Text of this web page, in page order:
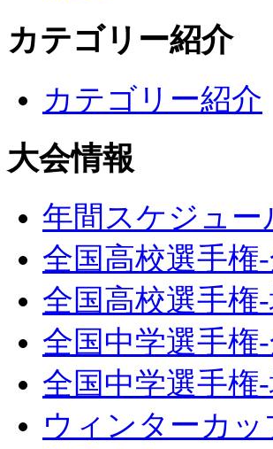
カテゴリー紹介
カテゴリー紹介
大会情報
年間スケジュー
全国高校選手権
全国高校選手権
全国中学選手権
全国中学選手権
ウィンターカッ